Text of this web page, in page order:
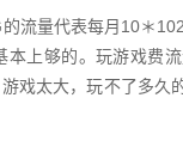
流量代表每月10＊
上够的。玩游戏费
戏太大，玩不了多久